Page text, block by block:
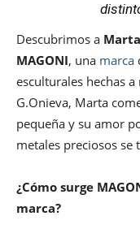
Descubrimos a
MAGONI, una marca
esculturales hechas
G.Onieva, Marta
pequeña y su amor
metales preciosos se
¿Cómo surge
marca?